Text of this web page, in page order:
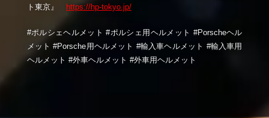
ト東京』
https://hp-tokyo.jp/
#ポルシェヘルメット #ポルシェ用ヘルメット #Porscheヘル
メット #Porsche用ヘルメット #輸入車ヘルメット #輸入車用
ヘルメット #外車ヘルメット #外車用ヘルメット